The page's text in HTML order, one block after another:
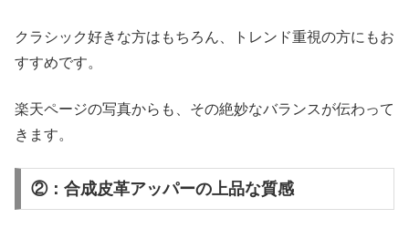
クラシック好きな方はもちろん、トレンド重視の方にもお
すすめです。
楽天ページの写真からも、その絶妙なバランスが伝わって
きます。
②：合成皮革アッパーの上品な質感